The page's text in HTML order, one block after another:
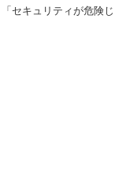
セキュリティが危険